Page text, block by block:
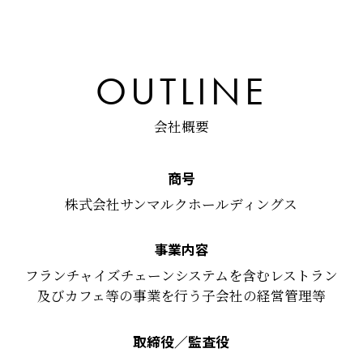
OUTLINE
会社概要
商号
株式会社サンマルクホールディングス
事業内容
フランチャイズチェーンシステムを含むレストラン
及びカフェ等の事業を行う子会社の経営管理等
取締役／監査役